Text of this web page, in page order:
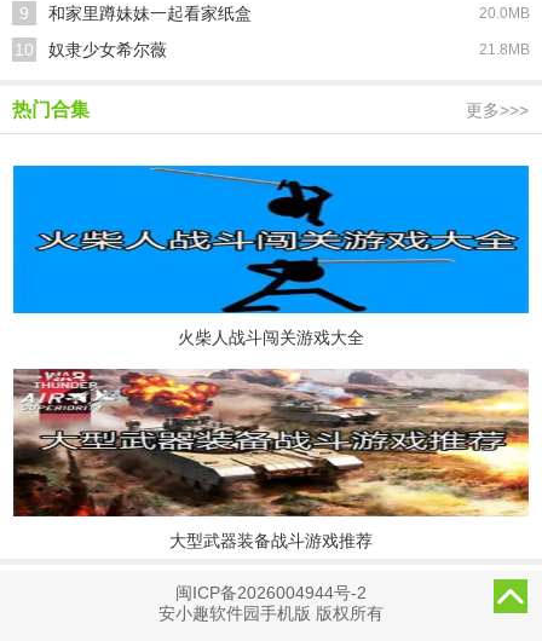
9 和家里蹲妹妹一起看家纸盒 20.0MB
10 奴隶少女希尔薇 21.8MB
热门合集 更多>>>
火柴人战斗闯关游戏大全
大型武器装备战斗游戏推荐
闽ICP备2026004944号-2
安小趣软件园手机版 版权所有